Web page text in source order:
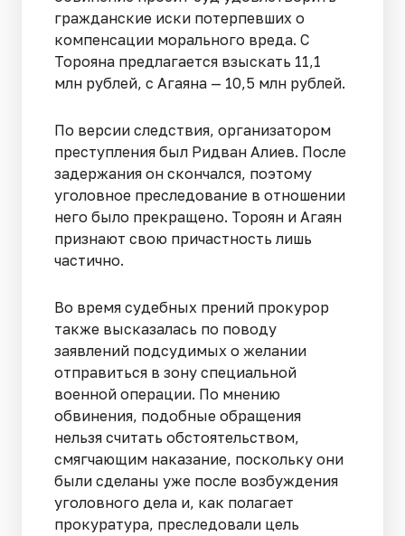
гражданские иски потерпевших о
компенсации морального вреда. С
Торояна предлагается взыскать 11,1
млн рублей, с Агаяна — 10,5 млн рублей.
По версии следствия, организатором
преступления был Ридван Алиев. После
задержания он скончался, поэтому
уголовное преследование в отношении
него было прекращено. Тороян и Агаян
признают свою причастность лишь
частично.
Во время судебных прений прокурор
также высказалась по поводу
заявлений подсудимых о желании
отправиться в зону специальной
военной операции. По мнению
обвинения, подобные обращения
нельзя считать обстоятельством,
смягчающим наказание, поскольку они
были сделаны уже после возбуждения
уголовного дела и, как полагает
прокуратура, преследовали цель